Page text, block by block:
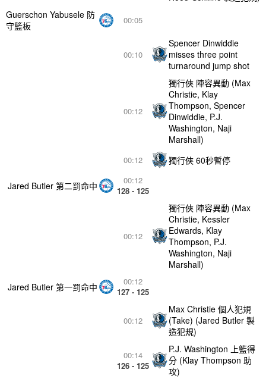
00:14
126 - 125
P.J. Washington 上籃得
分 (Klay Thompson 助
攻)
00:12
Max Christie 個人犯規
(Take) (Jared Butler 製
造犯規)
00:12
127 - 125
Jared Butler 第一罰命中
00:12
獨行俠 陣容異動 (Max
Christie, Kessler
Edwards, Klay
Thompson, P.J.
Washington, Naji
Marshall)
00:12
128 - 125
Jared Butler 第二罰命中
00:12 獨行俠 60秒暫停
00:12
獨行俠 陣容異動 (Max
Christie, Klay
Thompson, Spencer
Dinwiddie, P.J.
Washington, Naji
Marshall)
00:10
Spencer Dinwiddie
misses three point
turnaround jump shot
00:05
Guerschon Yabusele 防
守籃板